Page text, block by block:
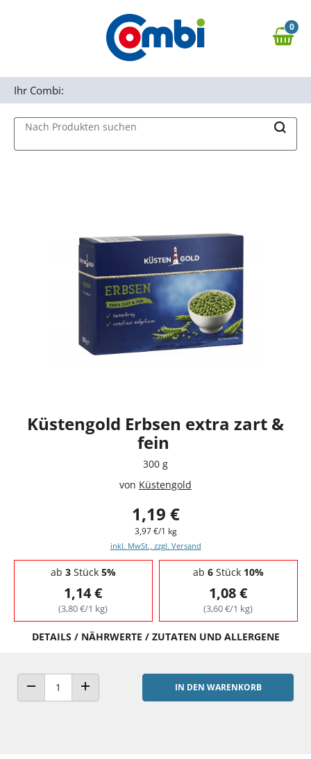
Zur Navigation springen
0,00 €
0
Nach Produkten suchen
Ihr Combi:
Küstengold Erbsen extra zart &
fein
300 g
von Küstengold
1,19 €
3,97 €/1 kg
inkl. MwSt., zzgl. Versand
Staffelpreise - Mengenrabatt
ab 3Stück 5%
1,14 €
(3,80 €/1 kg)
ab 6Stück 10%
1,08 €
(3,60 €/1 kg)
DETAILS / NÄHRWERTE / ZUTATEN UND ALLERGENE
ANZAHL VERRINGERNANZAHL ERHÖHEN
IN DEN WARENKORB